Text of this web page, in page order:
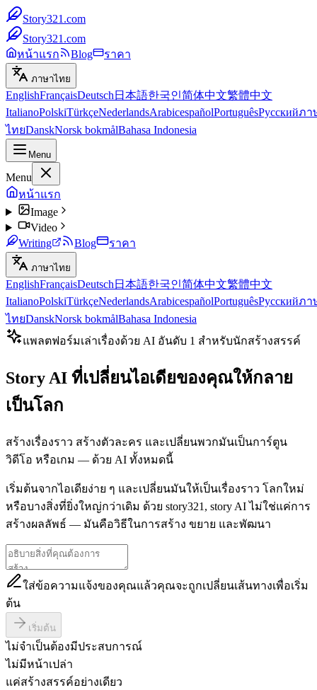
Story321.com
Story321.com
หน้าแรก
Blog ราคา
ภาษาไทย
EnglishFrançaisDeutsch 日本語한국인简体中文繁體中文
ItalianoPolskiTürkçeNederlandsArabicespañolPortuguêsРусскийภา
ไทยDanskNorsk bokmålBahasa Indonesia
Menu
Menu
หน้าแรก
Image
Video
Writing
Blog ราคา
ภาษาไทย
EnglishFrançaisDeutsch 日本語한국인简体中文繁體中文
ItalianoPolskiTürkçeNederlandsArabicespañolPortuguêsРусскийภา
ไทยDanskNorsk bokmålBahasa Indonesia
แพลตฟอร์มเล่าเรื่องด้วย AI อันดับ 1 สำหรับนักสร้างสรรค์
Story AI ที่เปลี่ยนไอเดียของคุณให้กลาย
เป็นโลก
สร้างเรื่องราว สร้างตัวละคร และเปลี่ยนพวกมันเป็นการ์ตูน
วิดีโอ หรือเกม — ด้วย AI ทั้งหมดนี้
เริ่มต้นจากไอเดียง่าย ๆ และเปลี่ยนมันให้เป็นเรื่องราว โลกใหม่
หรือบางสิ่งที่ยิ่งใหญ่กว่าเดิม ด้วย story321, story AI ไม่ใช่แค่การ
สร้างผลลัพธ์ — มันคือวิธีในการสร้าง ขยาย และพัฒนา
ใส่ข้อความแจ้งของคุณแล้วคุณจะถูกเปลี่ยนเส้นทางเพื่อเริ่ม
ต้น
เริ่มต้น
ไม่จำเป็นต้องมีประสบการณ์
ไม่มีหน้าเปล่า
แค่สร้างสรรค์อย่างเดียว